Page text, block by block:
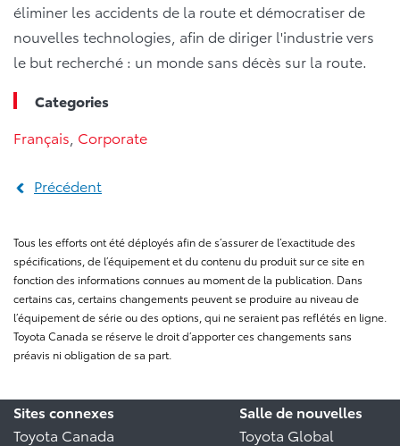
éliminer les accidents de la route et démocratiser de
nouvelles technologies, afin de diriger l'industrie vers
le but recherché : un monde sans décès sur la route.
Categories
Français Corporate
Précédent
Tous les efforts ont été déployés afin de s’assurer de l’exactitude des
spécifications, de l’équipement et du contenu du produit sur ce site en
fonction des informations connues au moment de la publication. Dans
certains cas, certains changements peuvent se produire au niveau de
l’équipement de série ou des options, qui ne seraient pas reflétés en ligne.
Toyota Canada se réserve le droit d’apporter ces changements sans
préavis ni obligation de sa part.
Sites connexes
Toyota Canada
Salle de nouvelles
Toyota Global